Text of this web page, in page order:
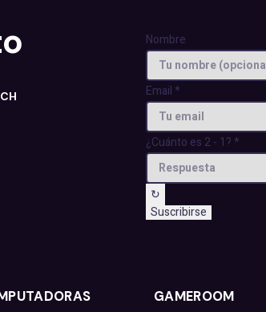
Nombre
Email *
¿Cuánto es 2 - 1? *
↻
Suscribirse
GAMEROOM